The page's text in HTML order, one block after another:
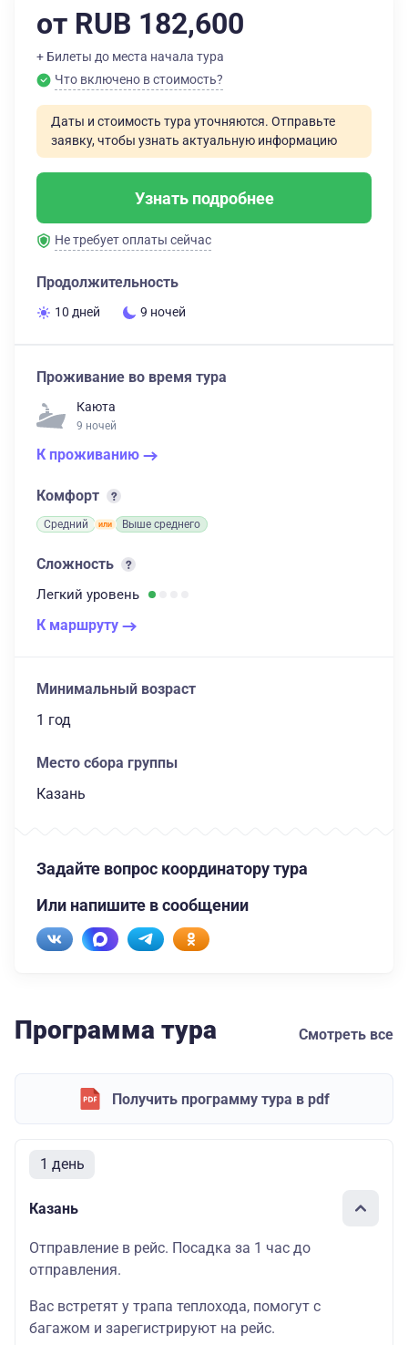
от RUB 182,600
+ Билеты до места начала тура
Что включено в стоимость?
Даты и стоимость тура уточняются. Отправьте
заявку, чтобы узнать актуальную информацию
Узнать подробнее
Не требует оплаты сейчас
Продолжительность
10 дней 9 ночей
Проживание во время тура
Каюта
9 ночей
К проживанию
Комфорт
Средний Выше среднего
Сложность
Легкий уровень
К маршруту
Минимальный возраст
1 год
Место сбора группы
Казань
Задайте вопрос координатору тура
Или напишите в сообщении
Программа тура Смотреть все
Получить программу тура в pdf
1 день
Казань
Отправление в рейс. Посадка за 1 час до
отправления.
Вас встретят у трапа теплохода, помогут с
багажом и зарегистрируют на рейс.